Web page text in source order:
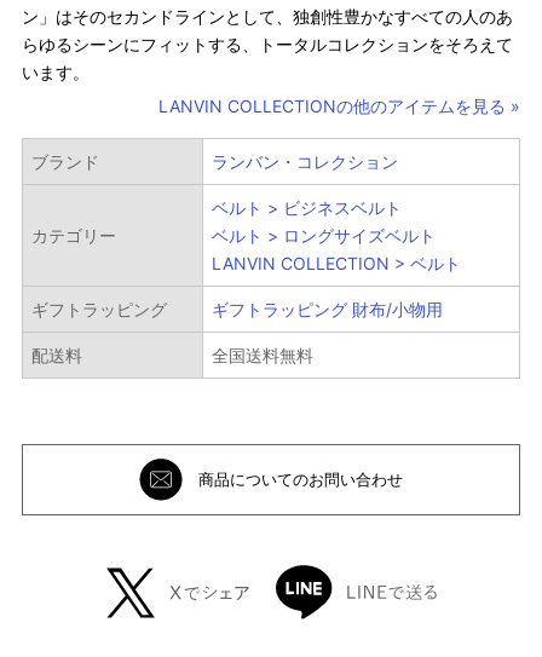
ン」はそのセカンドラインとして、独創性豊かなすべての人のあ
らゆるシーンにフィットする、トータルコレクションをそろえて
います。
LANVIN COLLECTIONの他のアイテムを見る »
ブランド ランバン・コレクション
カテゴリー
ベルト > ビジネスベルト
ベルト > ロングサイズベルト
LANVIN COLLECTION > ベルト
ギフトラッピング ギフトラッピング 財布/小物用
配送料 全国送料無料
商品についてのお問い合わせ